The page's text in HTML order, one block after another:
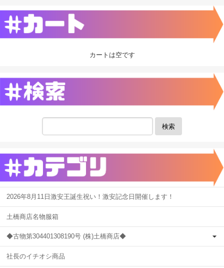
カートは空です
検索
2026年8月11日激安王誕生祝い！激安記念日開催します！
土橋商店名物服箱
◆古物第304401308190号 (株)土橋商店◆
社長のイチオシ商品